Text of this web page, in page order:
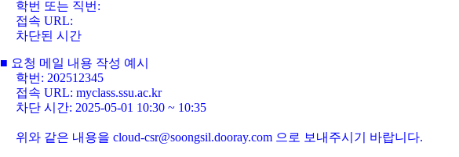
학번 또는 직번:
접속 URL:
차단된 시간
■ 요청 메일 내용 작성 예시
학번: 202512345
접속 URL: myclass.ssu.ac.kr
차단 시간: 2025-05-01 10:30 ~ 10:35
위와 같은 내용을 cloud-csr@soongsil.dooray.com 으로 보내주시기 바랍니다.